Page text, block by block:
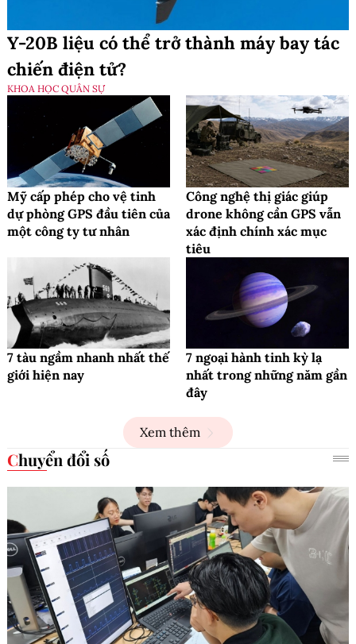
Y-20B liệu có thể trở thành máy bay tác
chiến điện tử?
KHOA HỌC QUÂN SỰ
Mỹ cấp phép cho vệ tinh
dự phòng GPS đầu tiên của
một công ty tư nhân
Công nghệ thị giác giúp
drone không cần GPS vẫn
xác định chính xác mục
tiêu
7 tàu ngầm nhanh nhất thế
giới hiện nay
7 ngoại hành tinh kỳ lạ
nhất trong những năm gần
đây
Xem thêm
Chuyển đổi số